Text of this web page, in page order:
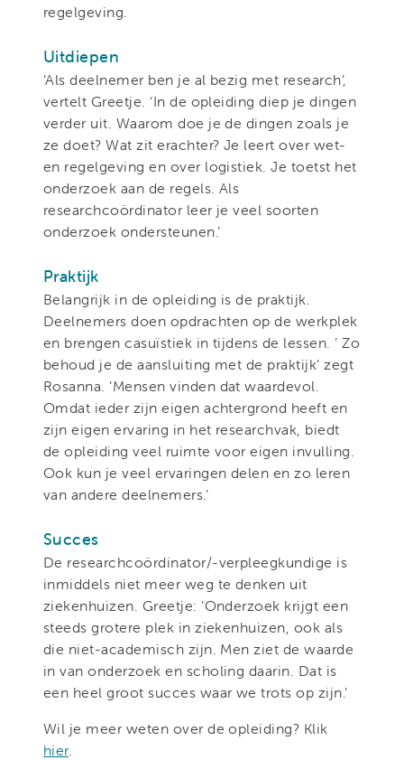
regelgeving.
Uitdiepen
‘Als deelnemer ben je al bezig met research’,
vertelt Greetje. ‘In de opleiding diep je dingen
verder uit. Waarom doe je de dingen zoals je
ze doet? Wat zit erachter? Je leert over wet-
en regelgeving en over logistiek. Je toetst het
onderzoek aan de regels. Als
researchcoördinator leer je veel soorten
onderzoek ondersteunen.’
Praktijk
Belangrijk in de opleiding is de praktijk.
Deelnemers doen opdrachten op de werkplek
en brengen casuïstiek in tijdens de lessen. ’ Zo
behoud je de aansluiting met de praktijk’ zegt
Rosanna. ‘Mensen vinden dat waardevol.
Omdat ieder zijn eigen achtergrond heeft en
zijn eigen ervaring in het researchvak, biedt
de opleiding veel ruimte voor eigen invulling.
Ook kun je veel ervaringen delen en zo leren
van andere deelnemers.’
Succes
De researchcoördinator/-verpleegkundige is
inmiddels niet meer weg te denken uit
ziekenhuizen. Greetje: ‘Onderzoek krijgt een
steeds grotere plek in ziekenhuizen, ook als
die niet-academisch zijn. Men ziet de waarde
in van onderzoek en scholing daarin. Dat is
een heel groot succes waar we trots op zijn.’
Wil je meer weten over de opleiding? Klik
hier.